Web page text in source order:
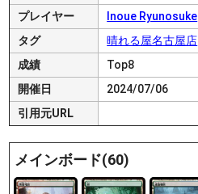
プレイヤー
Inoue Ryunosuke
タグ
晴れる屋名古屋店
成績
Top8
開催日
2024/07/06
引用元URL
メインボード(60)